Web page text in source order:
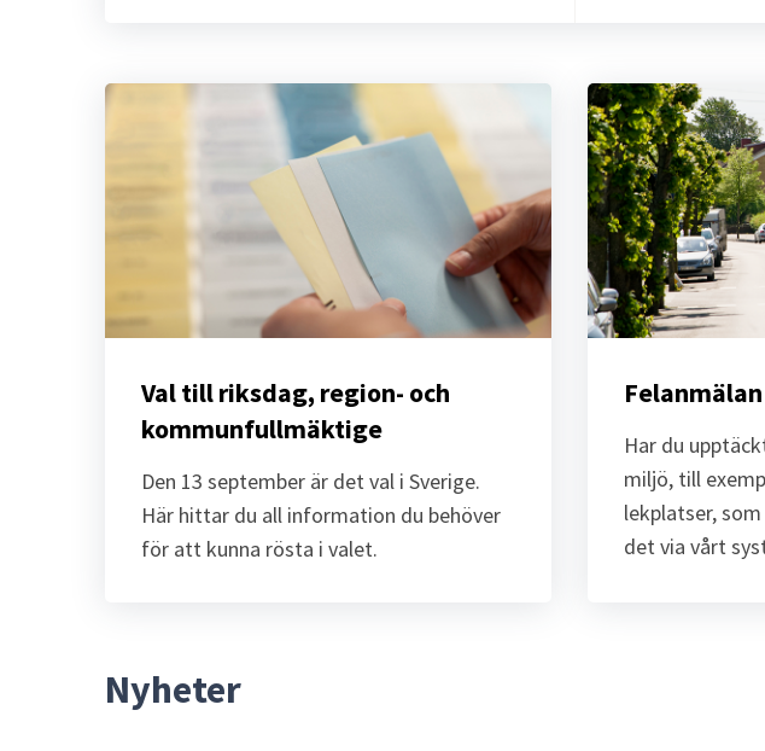
Val till riksdag, region- och
kommunfullmäktige
Den 13 september är det val i Sverige.
Här hittar du all information du behöver
för att kunna rösta i valet.
Har du
miljö, till
lekplatser,
det via vårt
Nyheter